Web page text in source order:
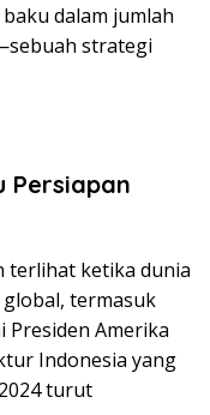
dalam jumlah
strategi
Persiapan
terlihat ketika dunia
termasuk
Presiden Amerika
Indonesia yang
turut